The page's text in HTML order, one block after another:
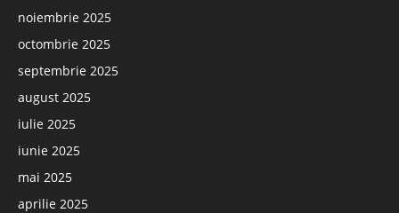
noiembrie 2025
octombrie 2025
septembrie 2025
august 2025
iulie 2025
iunie 2025
mai 2025
aprilie 2025